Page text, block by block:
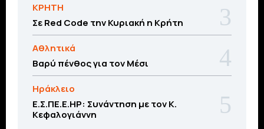
ΚΡΗΤΗ
Σε Red Code την Κυριακή η Κρήτη
Αθλητικά
Βαρύ πένθος για τον Μέσι
Ηράκλειο
Ε.Σ.ΠΕ.Ε.ΗΡ: Συνάντηση με τον Κ.
Κεφαλογιάννη